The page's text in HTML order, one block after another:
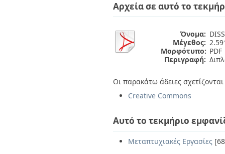
Αρχεία σε αυτό το
Όνομα:
Μέγεθος:
Μορφότυπο: PDF
Περιγραφή:
Οι παρακάτω άδειες
Creative Commons
Αυτό το τεκμήριο
Μεταπτυχιακές Εργασίες